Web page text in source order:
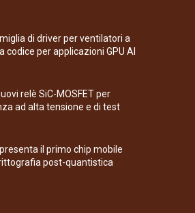
di driver per ventilatori a
codice per applicazioni GPU AI
relè SiC-MOSFET per
ad alta tensione e di test
il primo chip mobile
post-quantistica